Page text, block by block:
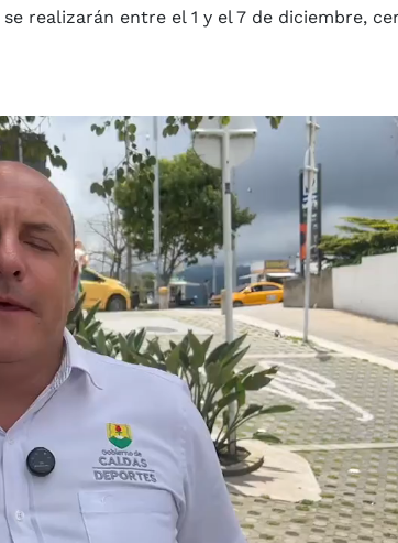
realizarán entre el 1 y el 7 de diciembre,